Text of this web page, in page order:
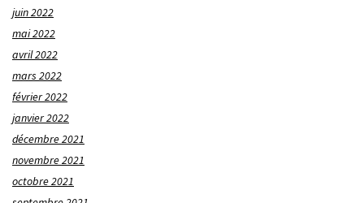
juin 2022
mai 2022
avril 2022
mars 2022
février 2022
janvier 2022
décembre 2021
novembre 2021
octobre 2021